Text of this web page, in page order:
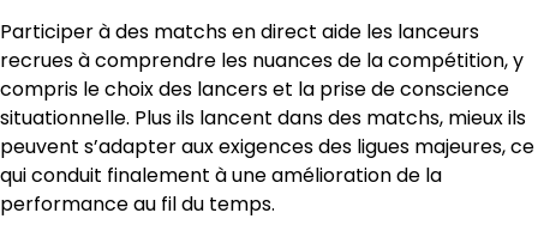
Participer à des matchs en direct aide les lanceurs
recrues à comprendre les nuances de la compétition, y
compris le choix des lancers et la prise de conscience
situationnelle. Plus ils lancent dans des matchs, mieux ils
peuvent s’adapter aux exigences des ligues majeures, ce
qui conduit finalement à une amélioration de la
performance au fil du temps.